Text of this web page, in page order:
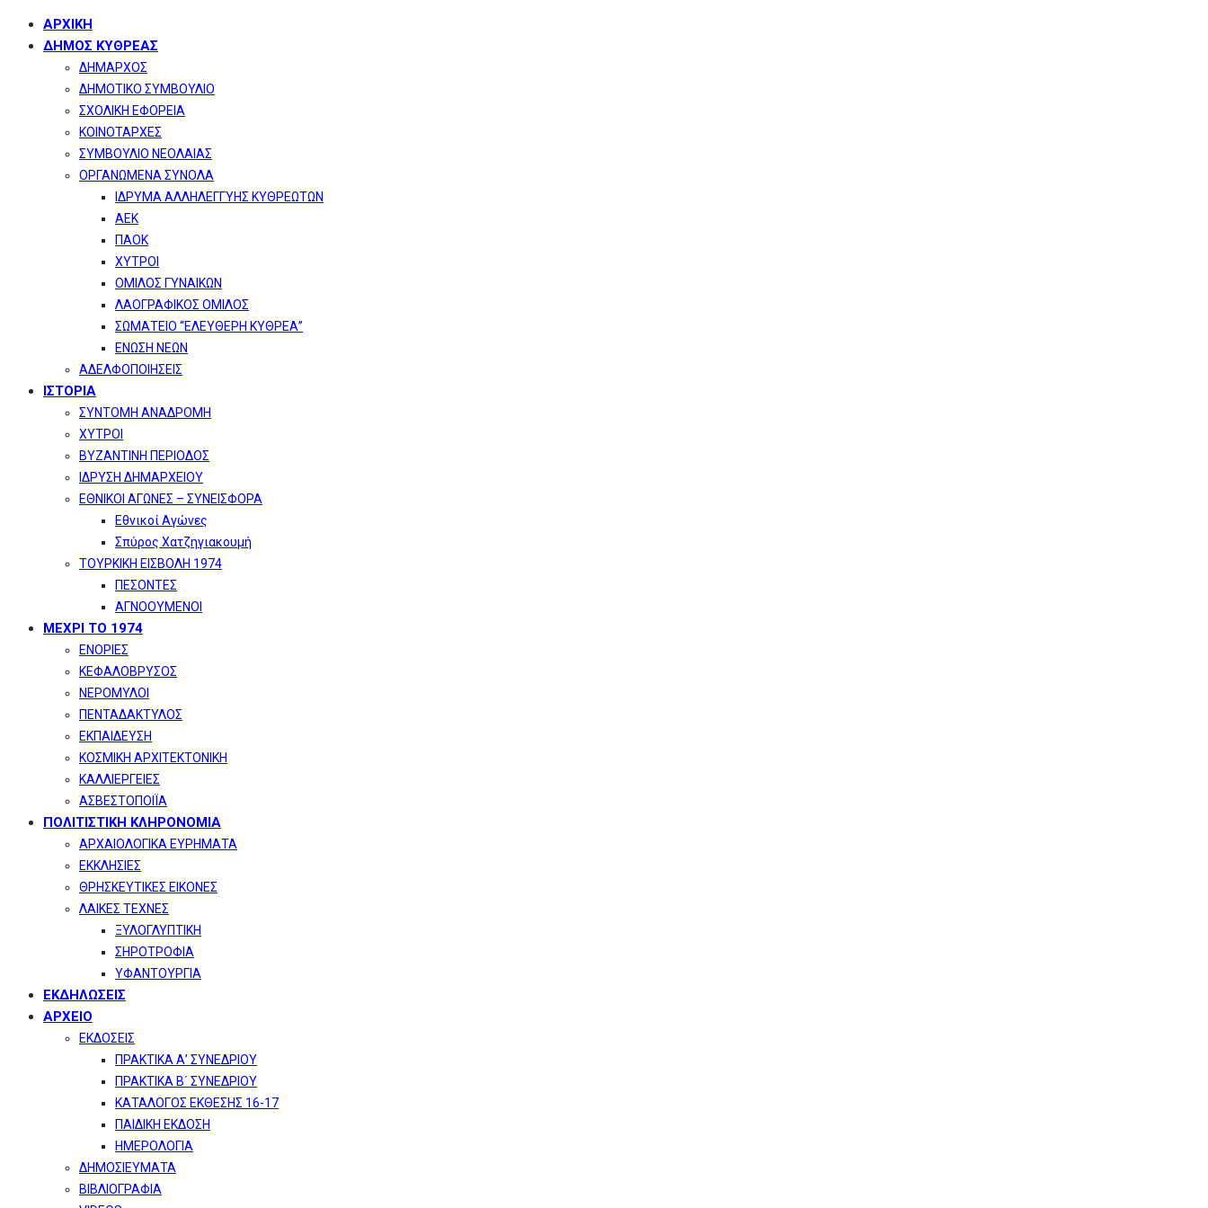
ΑΡΧΙΚΗ
ΔΗΜΟΣ ΚΥΘΡΕΑΣ
ΔΗΜΑΡΧΟΣ
ΔΗΜΟΤΙΚΟ ΣΥΜΒΟΥΛΙΟ
ΣΧΟΛΙΚΗ ΕΦΟΡΕΙΑ
ΚΟΙΝΟΤΑΡΧΕΣ
ΣΥΜΒΟΥΛΙΟ ΝΕΟΛΑΙΑΣ
ΟΡΓΑΝΩΜΕΝΑ ΣΥΝΟΛΑ
ΙΔΡΥΜΑ ΑΛΛΗΛΕΓΓΥΗΣ ΚΥΘΡΕΩΤΩΝ
ΑΕΚ
ΠΑΟΚ
ΧΥΤΡΟΙ
ΟΜΙΛΟΣ ΓΥΝΑΙΚΩΝ
ΛΑΟΓΡΑΦΙΚΟΣ ΟΜΙΛΟΣ
ΣΩΜΑΤΕΙΟ “ΕΛΕΥΘΕΡΗ ΚΥΘΡΕΑ”
ΕΝΩΣΗ ΝΕΩΝ
ΑΔΕΛΦΟΠΟΙΗΣΕΙΣ
ΙΣΤΟΡΙΑ
ΣΥΝΤΟΜΗ ΑΝΑΔΡΟΜΗ
ΧΥΤΡΟΙ
ΒΥΖΑΝΤΙΝΗ ΠΕΡΙΟΔΟΣ
ΙΔΡΥΣΗ ΔΗΜΑΡΧΕΙΟΥ
ΕΘΝΙΚΟΙ ΑΓΩΝΕΣ – ΣΥΝΕΙΣΦΟΡΑ
Εθνικοί Αγώνες
Σπύρος Χατζηγιακουμή
ΤΟΥΡΚΙΚΗ ΕΙΣΒΟΛΗ 1974
ΠΕΣΟΝΤΕΣ
ΑΓΝΟΟΥΜΕΝΟΙ
ΜΕΧΡΙ ΤΟ 1974
ΕΝΟΡΙΕΣ
ΚΕΦΑΛΟΒΡΥΣΟΣ
ΝΕΡΟΜΥΛΟΙ
ΠΕΝΤΑΔΑΚΤΥΛΟΣ
ΕΚΠΑΙΔΕΥΣΗ
ΚΟΣΜΙΚΗ ΑΡΧΙΤΕΚΤΟΝΙΚΗ
ΚΑΛΛΙΕΡΓΕΙΕΣ
ΑΣΒΕΣΤΟΠΟΙΪΑ
ΠΟΛΙΤΙΣΤΙΚΗ ΚΛΗΡΟΝΟΜΙΑ
ΑΡΧΑΙΟΛΟΓΙΚΑ ΕΥΡΗΜΑΤΑ
ΕΚΚΛΗΣΙΕΣ
ΘΡΗΣΚΕΥΤΙΚΕΣ ΕΙΚΟΝΕΣ
ΛΑΙΚΕΣ ΤΕΧΝΕΣ
ΞΥΛΟΓΛΥΠΤΙΚΗ
ΣΗΡΟΤΡΟΦΙΑ
ΥΦΑΝΤΟΥΡΓΙΑ
ΕΚΔΗΛΩΣΕΙΣ
ΑΡΧΕΙΟ
ΕΚΔΟΣΕΙΣ
ΠΡΑΚΤΙΚΑ Α’ ΣΥΝΕΔΡΙΟΥ
ΠΡΑΚΤΙΚΑ Β΄ ΣΥΝΕΔΡΙΟΥ
ΚΑΤΑΛΟΓΟΣ ΕΚΘΕΣΗΣ 16-17
ΠΑΙΔΙΚΗ ΕΚΔΟΣΗ
ΗΜΕΡΟΛΟΓΙΑ
ΔΗΜΟΣΙΕΥΜΑΤΑ
ΒΙΒΛΙΟΓΡΑΦΙΑ